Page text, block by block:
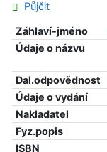
Půjčit
Záhlaví-jméno
Údaje o názvu
Dal.odpovědnost
Údaje o vydání
Nakladatel
Fyz.popis
ISBN